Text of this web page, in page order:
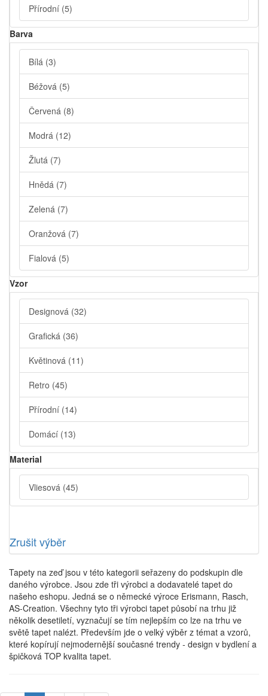
Přírodní (5)
Barva
Bílá (3)
Béžová (5)
Červená (8)
Modrá (12)
Žlutá (7)
Hnědá (7)
Zelená (7)
Oranžová (7)
Fialová (5)
Vzor
Designová (32)
Grafická (36)
Květinová (11)
Retro (45)
Přírodní (14)
Domácí (13)
Material
Vliesová (45)
Zrušit výběr
Tapety na zeď jsou v této kategorii seřazeny do podskupin dle
daného výrobce. Jsou zde tři výrobci a dodavatelé tapet do
našeho eshopu. Jedná se o německé výroce Erismann, Rasch,
AS-Creation. Všechny tyto tři výrobci tapet působí na trhu již
několik desetiletí, vyznačují se tím nejlepším co lze na trhu ve
světě tapet nalézt. Především jde o velký výběr z témat a vzorů,
které kopírují nejmodernější současné trendy - design v bydlení a
špičková TOP kvalita tapet.